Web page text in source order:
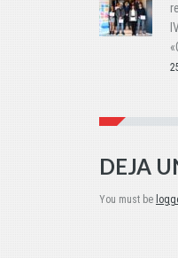
DEJA
You must be